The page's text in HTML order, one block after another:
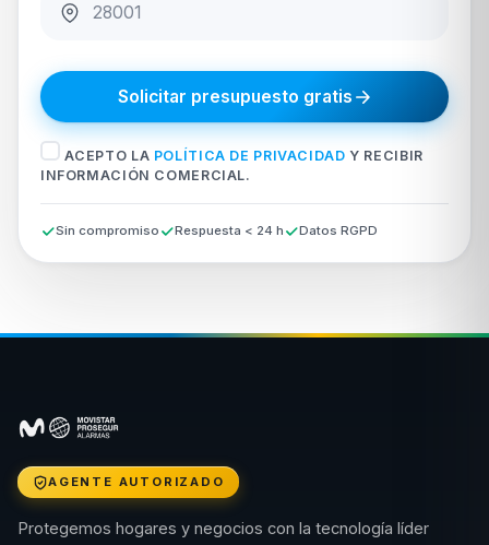
Solicitar presupuesto gratis
ACEPTO LA POLÍTICA DE PRIVACIDAD Y RECIBIR
INFORMACIÓN COMERCIAL.
Sin compromiso Respuesta < 24 h Datos RGPD
AGENTE AUTORIZADO
Protegemos hogares y negocios con la tecnología líder